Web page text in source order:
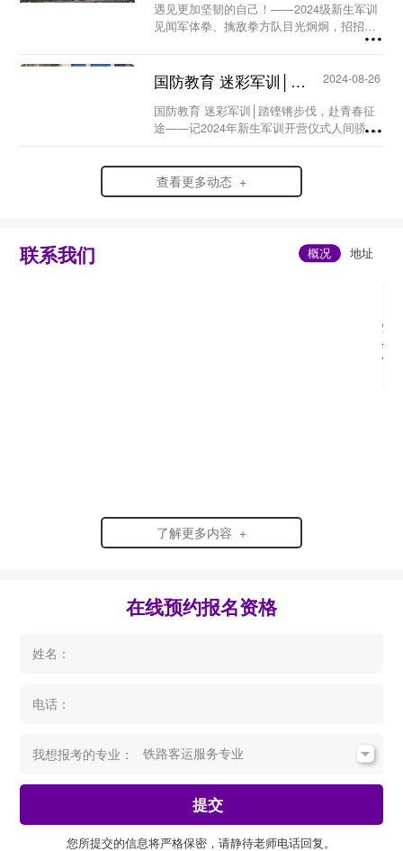
遇见更加坚韧的自己！——2024级新生军训
见闻军体拳、擒敌拳方队目光炯炯，招招到
位；匕首操方队身形矫健，动作凌厉……8
——当青春邂逅“橄榄绿”，会擦出怎样的火
花？...
国防教育 迷彩军训│踏铿锵步伐，赴青春征途 ——记2024年新生军训开营仪式...
2024-08-26
国防教育 迷彩军训│踏铿锵步伐，赴青春征
途——记2024年新生军训开营仪式人间骄阳
秋的交界处在青春与迷彩的邂逅里24级萌...
查看更多动态 +
联系我们
了解更多内容 +
在线预约报名资格
姓名：
电话：
我想报考的专业：
提交
您所提交的信息将严格保密，请静待老师电话回复。